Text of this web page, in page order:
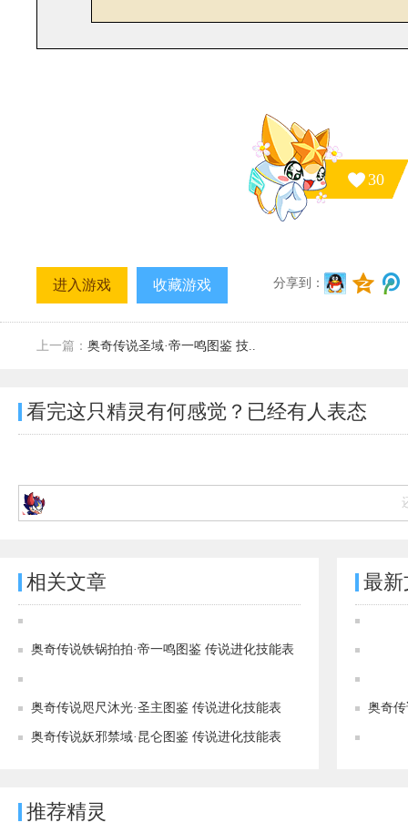
30
进入游戏 收藏游戏 分享到：
上一篇： 奥奇传说圣域·帝一鸣图鉴 技..
看完这只精灵有何感觉？已经有人表态
相关文章
奥奇传说铁锅拍拍·帝一鸣图鉴 传说进化技能表
奥奇传说咫尺沐光·圣主图鉴 传说进化技能表
奥奇传说妖邪禁域·昆仑图鉴 传说进化技能表
最
奥奇
推荐精灵